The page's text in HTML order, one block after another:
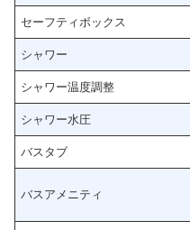
セーフティボックス
シャワー
シャワー温度調整
シャワー水圧
バスタブ
バスアメニティ